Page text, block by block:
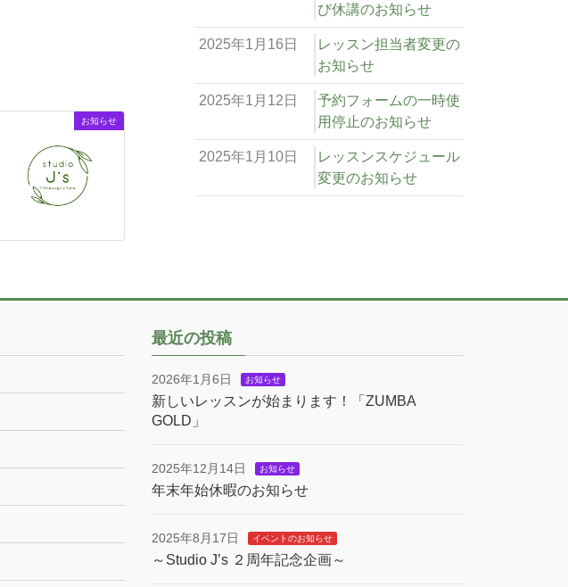
お知らせ
び休講のお知らせ
2025年1月16日
レッスン担当者変更の
お知らせ
2025年1月12日
予約フォームの一時使
用停止のお知らせ
2025年1月10日
レッスンスケジュール
変更のお知らせ
最近の投稿
2026年1月6日 お知らせ
新しいレッスンが始まります！「ZUMBA
GOLD」
2025年12月14日 お知らせ
年末年始休暇のお知らせ
2025年8月17日 イベントのお知らせ
～Studio J’s ２周年記念企画～